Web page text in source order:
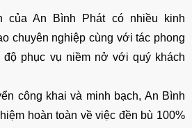
của An Bình Phát có nhiều kinh
chuyên nghiệp cùng với tác phong
độ phục vụ niềm nở với quý khách
công khai và minh bạch, An Bình
hoàn toàn về việc đền bù 100%